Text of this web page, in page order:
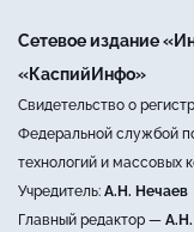
Сетевое издание
«КаспийИнфо»
Свидетельство о
Федеральной службой
технологий и массовых
Учредитель: А.Н. Нечаев
Главный редактор —